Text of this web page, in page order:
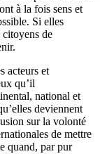
à la fois sens et
Si elles
citoyens de
acteurs et
qu’il
national et
deviennent
sur la volonté
de mettre
quand, par pur